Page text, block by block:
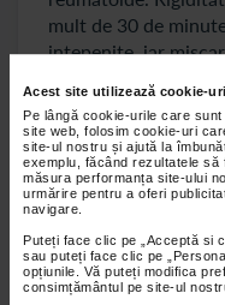
Acest site utilizează cookie-uri
Pe lângă cookie-urile care
site web, folosim cookie-uri
site-ul nostru și ajută la
exemplu, făcând rezultatele
măsura performanța site-ului
urmărire pentru a oferi
navigare.
Puteți face clic pe „Acceptă si
sau puteți face clic pe
opțiunile. Vă puteți modifica
consimțământul pe site-ul
mult de 30 de
intepenite, iar
Inflamatia
semnul distinctiv al
afectate devin
atingere. Pielea din
activitate intensa
Simetria
ale corpului)